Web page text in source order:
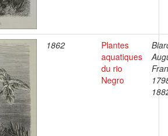
1862
Plantes
aquatiques
du rio
Negro